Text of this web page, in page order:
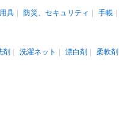
具 防災、セキュリティ 手帳
剤 洗濯ネット 漂白剤 柔軟剤